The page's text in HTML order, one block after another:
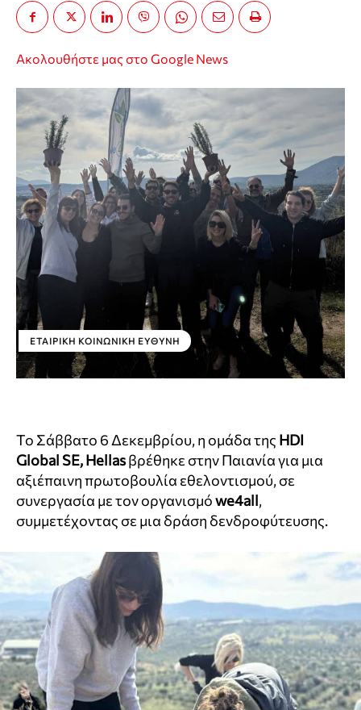
Ακολουθήστε μας στο Google News
ΕΤΑΙΡΙΚΉ ΚΟΙΝΩΝΙΚΉ ΕΥΘΎΝΗ
Το Σάββατο 6 Δεκεμβρίου, η ομάδα της HDI
Global SE, Hellasβρέθηκε στην Παιανία για μια
αξιέπαινη πρωτοβουλία εθελοντισμού, σε
συνεργασία με τον οργανισμόwe4all,
συμμετέχοντας σε μια δράση δενδροφύτευσης.